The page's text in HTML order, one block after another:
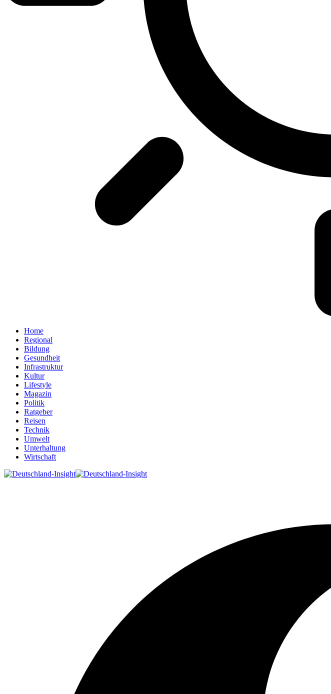
Home
Regional
Bildung
Gesundheit
Infrastruktur
Kultur
Lifestyle
Magazin
Politik
Ratgeber
Reisen
Technik
Umwelt
Unterhaltung
Wirtschaft